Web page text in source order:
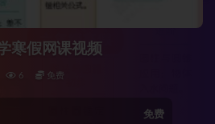
寒假网课视频
6 免费
免费